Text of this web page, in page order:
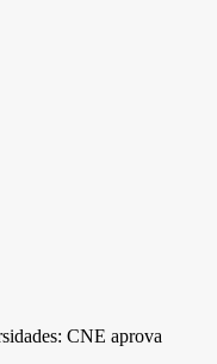
CNE aprova